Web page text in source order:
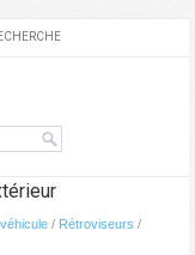
/ Rétroviseurs /